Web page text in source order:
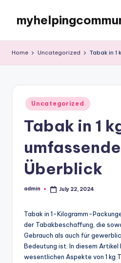
content
Home Uncategorized Tabak in 1
Posted
in
Uncategorized
Tabak in 1
Überblick
Posted
admin July 22, 2024
Tabak in 1-Kilogramm-
der Tabakbeschaffung, die
Gebrauch als auch für
Bedeutung ist. In diesem
wesentlichen Aspekte von 1 kg